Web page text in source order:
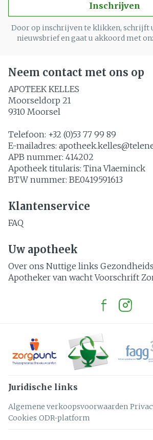
Inschrijven
Door op inschrijven te klikken, schrijft
nieuwsbrief en gaat u akkoord met
Neem contact met ons op
APOTEEK KELLES
Moorseldorp 21
9310 Moorsel
Telefoon: +32 (0)53 77 99 89
E-mailadres: apotheek.kelles@
APB nummer: 414202
Apotheek titularis: Tina Vlaeminck
BTW nummer: BE0419591613
Klantenservice
FAQ
Uw apotheek
Over ons Nuttige links
Apotheker van wacht Voorschrift
Juridische links
Algemene verkoopsvoorwaarden
Cookies ODR-platform